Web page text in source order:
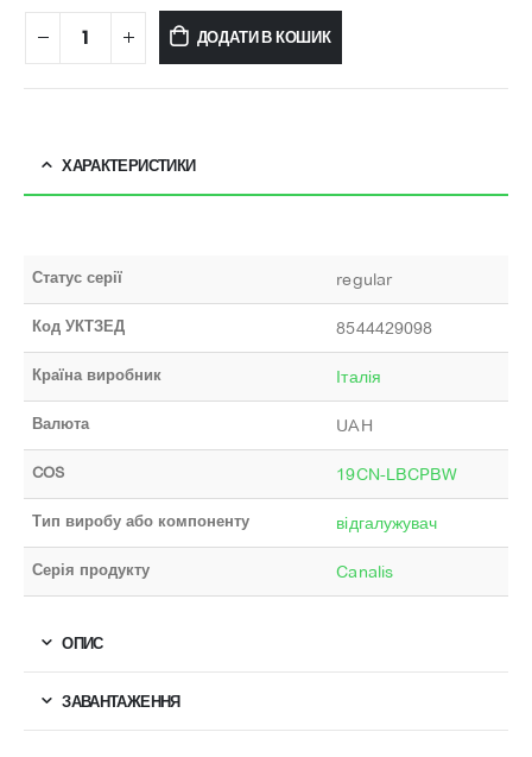
ДОДАТИ В КОШИК
ХАРАКТЕРИСТИКИ
Статус серії regular
Код УКТЗЕД 8544429098
Країна виробник Італія
Валюта UAH
COS 19CN-LBCPBW
Тип виробу або компоненту відгалужувач
Серія продукту Canalis
ОПИС
ЗАВАНТАЖЕННЯ